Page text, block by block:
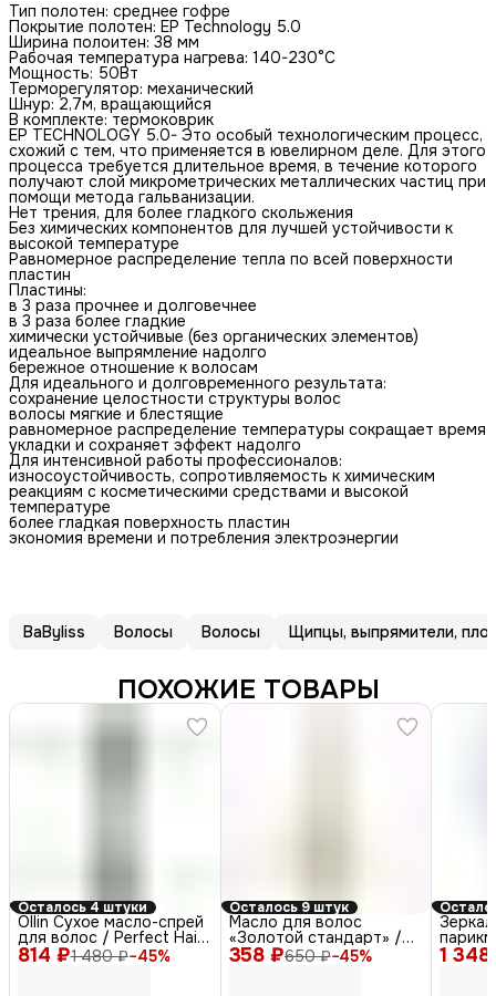
Тип полотен: среднее гофре
Покрытие полотен: EP Technology 5.0
Ширина полоитен: 38 мм
Рабочая температура нагрева: 140-230°С
Мощность: 50Вт
Терморегулятор: механический
Шнур: 2,7м, вращающийся
В комплекте: термоковрик
ЕР TECHNOLOGY 5.0- Это особый технологическим процесс,
схожий с тем, что применяется в ювелирном деле. Для этого
процесса требуется длительное время, в течение которого
получают слой микрометрических металлических частиц при
помощи метода гальванизации.
Нет трения, для более гладкого скольжения
Без химических компонентов для лучшей устойчивости к
высокой температуре
Равномерное распределение тепла по всей поверхности
пластин
Пластины:
в 3 раза прочнее и долговечнее
в 3 раза более гладкие
химически устойчивые (без органических элементов)
идеальное выпрямление надолго
бережное отношение к волосам
Для идеального и долговременного результата:
сохранение целостности структуры волос
волосы мягкие и блестящие
равномерное распределение температуры сокращает время
укладки и сохраняет эффект надолго
Для интенсивной работы профессионалов:
износоустойчивость, сопротивляемость к химическим
реакциям с косметическими средствами и высокой
температуре
более гладкая поверхность пластин
экономия времени и потребления электроэнергии
BaByliss Волосы Волосы Щипцы, выпрямители,
ПОХОЖИЕ ТОВАРЫ
Осталось 4 штуки
814 ₽1 480 ₽−45%
Ollin Сухое масло-спрей
для волос / Perfect Hair,
200 мл
Осталось 9 штук
358 ₽650 ₽−45%
Масло для волос
«Золотой стандарт» /
Gold Oil, 30 мл 1
серый